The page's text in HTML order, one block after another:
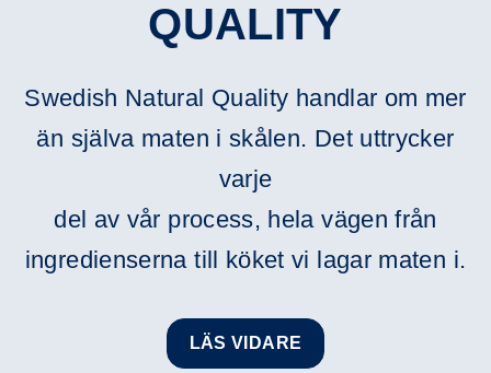
QUALITY
Swedish Natural Quality handlar om mer
än själva maten i skålen. Det uttrycker
varje
del av vår process, hela vägen från
ingredienserna till köket vi lagar maten i.
LÄS VIDARE